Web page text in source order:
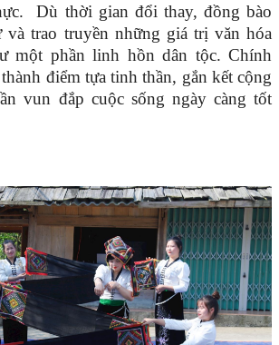
Dù thời gian đổi thay, đồng bào
trao truyền những giá trị văn hóa
một phần linh hồn dân tộc. Chính
điểm tựa tinh thần, gắn kết cộng
vun đắp cuộc sống ngày càng tốt